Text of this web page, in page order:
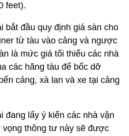
feet).
bắt đầu quy định giá sàn cho
từ tàu vào cảng và ngược
là mức giá tối thiểu các nhà
các hãng tàu để bốc dỡ
cảng, xà lan và xe tại cảng
đang lấy ý kiến các nhà vận
vọng thông tư này sẽ được